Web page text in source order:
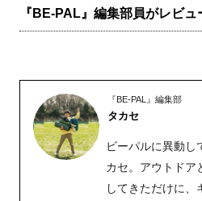
『BE-PAL』編集部員がレビュ
『BE-PAL』編集部
タカセ
ビーパルに異動し
カセ。アウトドア
してきただけに、